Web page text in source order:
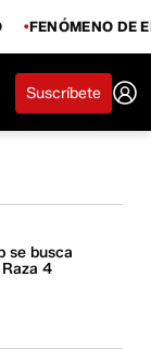
FENÓMENO DE
Suscríbete
se busca
4